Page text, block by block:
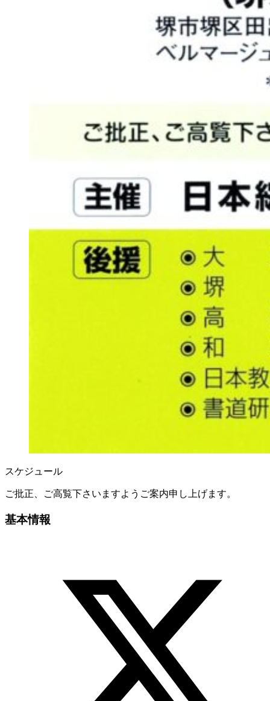
スケジュール
ご批正、ご高覧下さいますようご案内申し上げます。
基本情報